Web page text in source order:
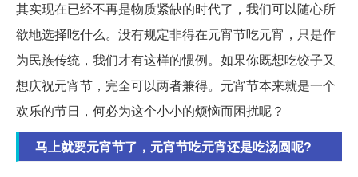
其实现在已经不再是物质紧缺的时代了，我们可以随心所
欲地选择吃什么。没有规定非得在元宵节吃元宵，只是作
为民族传统，我们才有这样的惯例。如果你既想吃饺子又
想庆祝元宵节，完全可以两者兼得。元宵节本来就是一个
欢乐的节日，何必为这个小小的烦恼而困扰呢？
马上就要元宵节了，元宵节吃元宵还是吃汤圆呢?